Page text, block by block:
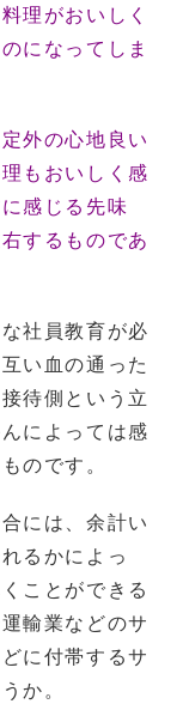
理がおいしく
になってしま
外の心地良い
もおいしく感
感じる先味
するものであ
社員教育が必
い血の通った
待側という立
によっては感
のです。
には、余計い
るかによっ
ことができる
輸業などのサ
に付帯するサ
か。